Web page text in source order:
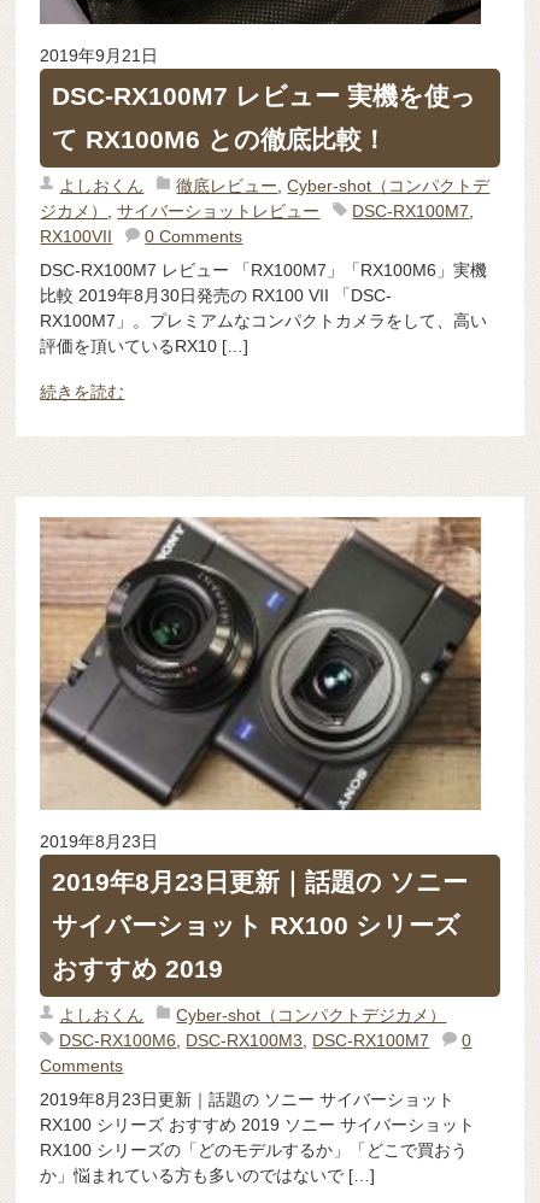
2019年9月21日
DSC-RX100M7 レビュー 実機を使っ
て RX100M6 との徹底比較！
よしおくん 徹底レビュー ,Cyber-shot（コンパクトデ
ジカメ）
,サイバーショットレビュー DSC-RX100M7
RX100VII
0 Comments
DSC-RX100M7 レビュー 「RX100M7」「RX100M6」実機
比較 2019年8月30日発売の RX100 VII 「DSC-
RX100M7」。プレミアムなコンパクトカメラをして、高い
評価を頂いているRX10 […]
続きを読む
2019年8月23日
2019年8月23日更新｜話題の ソニー
サイバーショット RX100 シリーズ
おすすめ 2019
よしおくん
Cyber-shot（コンパクトデジカメ）
DSC-RX100M6
DSC-RX100M3 DSC-RX100M7
0
Comments
2019年8月23日更新｜話題の ソニー サイバーショット
RX100 シリーズ おすすめ 2019 ソニー サイバーショット
RX100 シリーズの「どのモデルするか」「どこで買おう
か」悩まれている方も多いのではないで […]